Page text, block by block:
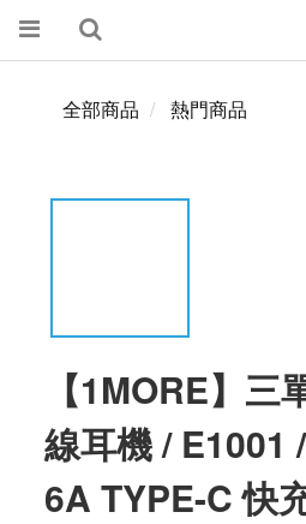
全部商品 熱門商品
【1MORE】三
線耳機 / E1001
6A TYPE-C 快